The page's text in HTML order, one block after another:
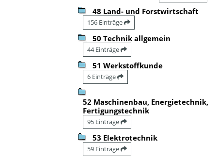
48 Land- und Forstwirtschaft
156 Einträge
50 Technik allgemein
44 Einträge
51 Werkstoffkunde
6 Einträge
52 Maschinenbau, Energietechnik,
Fertigungstechnik
95 Einträge
53 Elektrotechnik
59 Einträge